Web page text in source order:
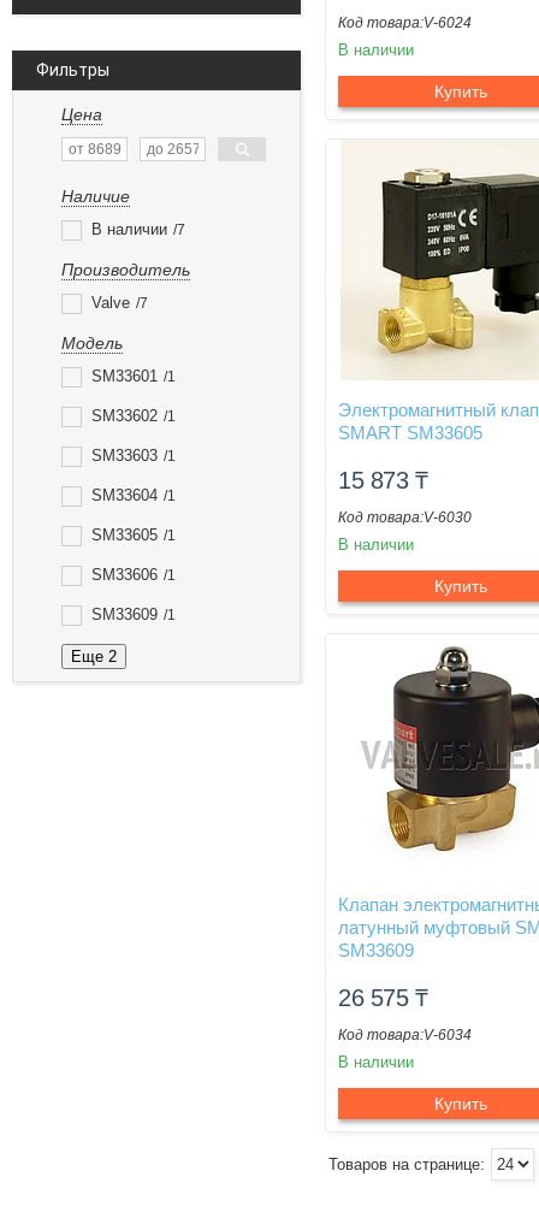
Фильтры
Цена
Наличие
В наличии 7
Производитель
Valve 7
Модель
SM33601 1
SM33602 1
SM33603 1
SM33604 1
SM33605 1
SM33606 1
SM33609 1
Еще 2
V-6024
В наличии
Купить
Электромагнитный
SMART SM33605
15 873 ₸
V-6030
В наличии
Купить
Клапан
латунный муфтовый
SM33609
26 575 ₸
V-6034
В наличии
Купить